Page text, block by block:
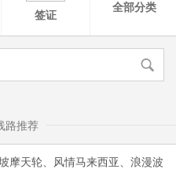
签证
全部分类
路推荐
摩天轮、风情马来西亚、浪漫波